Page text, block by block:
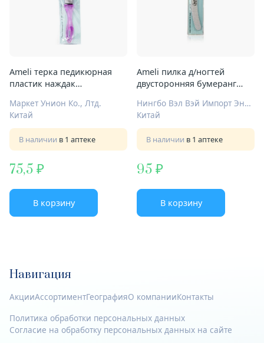
Ameli терка педикюрная
пластик наждак
Маркет Унион Ко., Лтд.
Китай
В наличии в 1 аптеке
75,5
В корзину
Ameli пилка д/ногтей
двусторонняя бумеранг
Нингбо Вэл Вэй Импорт Энд Экспорт Ко., Лтд.
Китай
В наличии в 1 аптеке
95
В корзину
Навигация
АкцииАссортиментГеографияО компанииКонтакты
Политика обработки персональных данных
Согласие на обработку персональных данных на сайте